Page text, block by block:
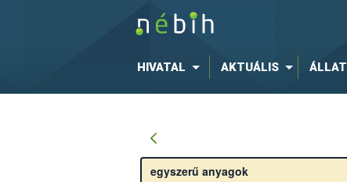
HIVATAL AKTUÁLIS ÁLLAT